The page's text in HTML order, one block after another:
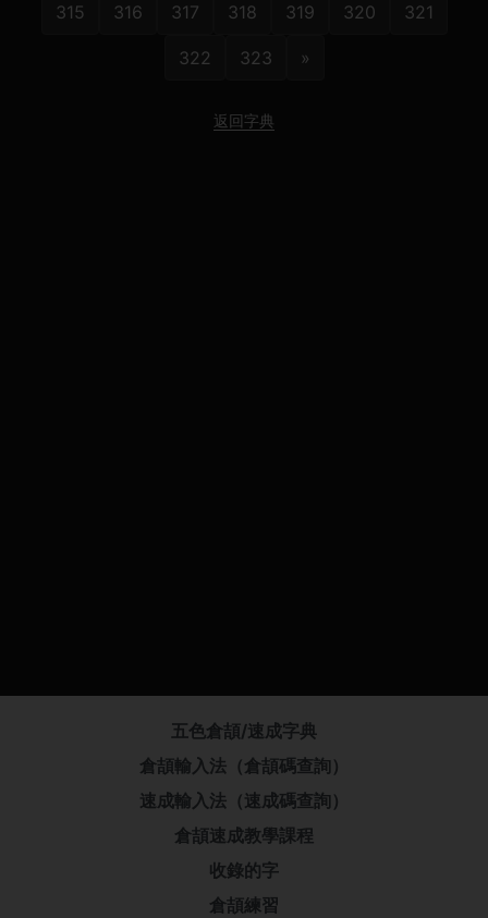
315 316 317 318 319 320 321
322 323 »
返回字典
五色倉頡/速成字典
倉頡輸入法（倉頡碼查詢）
速成輸入法（速成碼查詢）
倉頡速成教學課程
收錄的字
倉頡練習